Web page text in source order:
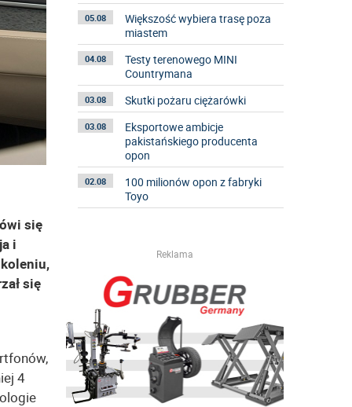
się
i
się
4
05.08
Większość wybiera trasę poza
miastem
04.08
Testy terenowego MINI
Countrymana
03.08 Skutki pożaru ciężarówki
03.08
Eksportowe ambicje
pakistańskiego producenta
opon
02.08
100 milionów opon z fabryki
Toyo
Reklama